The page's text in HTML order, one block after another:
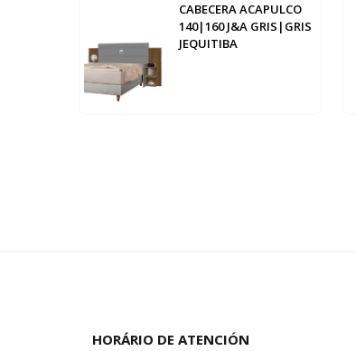
CABECERA ACAPULCO
140|160 J&A GRIS|GRIS
JEQUITIBA
HORÁRIO DE ATENCIÓN